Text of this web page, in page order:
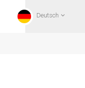
Deutsch